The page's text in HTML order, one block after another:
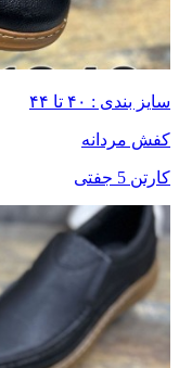
سایز بندی : ۴۰ تا ۴۴
کفش مردانه
کارتن 5 جفتی